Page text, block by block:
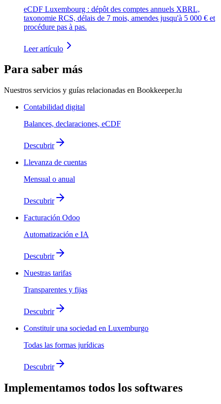
eCDF Luxembourg : dépôt des comptes annuels XBRL,
taxonomie RCS, délais de 7 mois, amendes jusqu'à 5 000 € et
procédure pas à pas.
Leer artículo
Para saber más
Nuestros servicios y guías relacionadas en Bookkeeper.lu
Contabilidad digital
Balances, declaraciones, eCDF
Descubrir
Llevanza de cuentas
Mensual o anual
Descubrir
Facturación Odoo
Automatización e IA
Descubrir
Nuestras tarifas
Transparentes y fijas
Descubrir
Constituir una sociedad en Luxemburgo
Todas las formas jurídicas
Descubrir
Implementamos todos los softwares